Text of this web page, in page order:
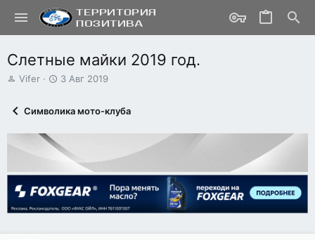
Слетные майки 2019 год.
А
ы
Vifer
Д
а
ч
л
а
3 Авг 2019
Символика мото-клуба